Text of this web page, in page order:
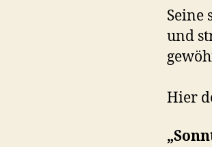
Seine
und
Hier